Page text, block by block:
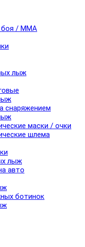
боя / ММА
лыж
снаряжением
маски / очки
шлема
лыж
авто
ботинок